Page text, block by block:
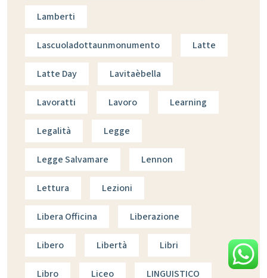
Lamberti
Lascuoladottaunmonumento Latte
Latte Day Lavitaèbella
Lavoratti Lavoro Learning
Legalità Legge
Legge Salvamare Lennon
Lettura Lezioni
Libera Officina Liberazione
Libero Libertà Libri
Libro Liceo LINGUISTICO